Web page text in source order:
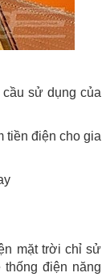
sử dụng của
tiền điện cho gia
mặt trời chỉ sử
điện năng